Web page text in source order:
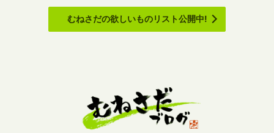
むねさだの欲しいものリスト公開中!